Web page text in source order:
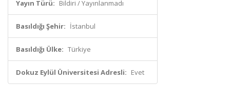
Yayın Türü: Bildiri / Yayınlanmadı
Basıldığı Şehir: İstanbul
Basıldığı Ülke: Türkiye
Dokuz Eylül Üniversitesi Adresli: Evet